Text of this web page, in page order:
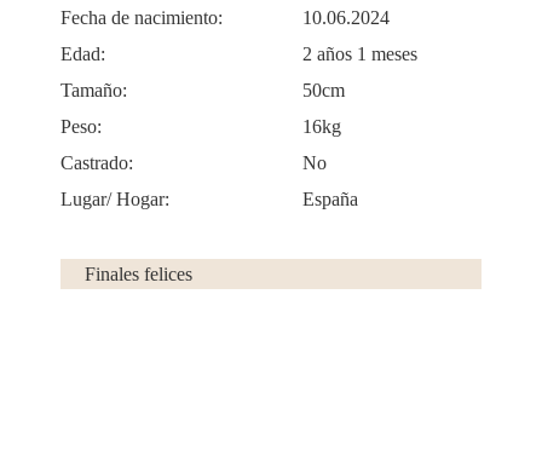
Fecha de nacimiento:
10.06.2024
Edad:
2 años 1 meses
Tamaño:
50cm
Peso:
16kg
Castrado:
No
Lugar/ Hogar:
España
Finales felices